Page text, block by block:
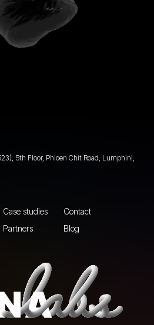
5th Floor, Phloen Chit Road, Lumphini,
Case studies
Contact
Partners Blog